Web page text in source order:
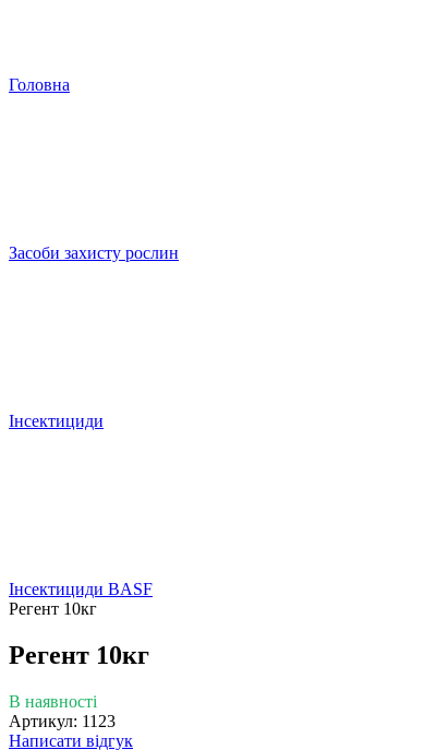
Головна
Засоби захисту рослин
Інсектициди
Інсектициди BASF
Регент 10кг
Регент 10кг
В наявності
Артикул: 1123
Написати відгук